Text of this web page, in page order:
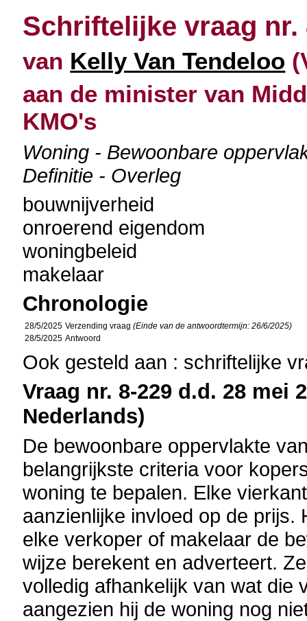
Schriftelijke vraag nr.
van Kelly Van Tendeloo
aan de minister van
KMO's
Woning - Bewoonbare
Definitie - Overleg
bouwnijverheid
onroerend eigendom
woningbeleid
makelaar
Chronologie
28/5/2025 Verzending vraag(Einde van de antwoordtermijn: 26/6/2025)
28/5/2025 Antwoord
Ook gesteld aan : schriftelijke
Vraag nr. 8-229 d.d. 28 mei
Nederlands)
De bewoonbare oppervlakte
belangrijkste criteria voor
woning te bepalen. Elke
aanzienlijke invloed op de
elke verkoper of makelaar de
wijze berekent en adverteert.
volledig afhankelijk van wat die
aangezien hij de woning nog